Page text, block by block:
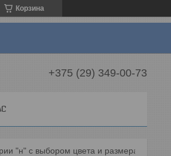
Корзина
+375 (29) 349-00-73
"н" с выбором цвета и размера